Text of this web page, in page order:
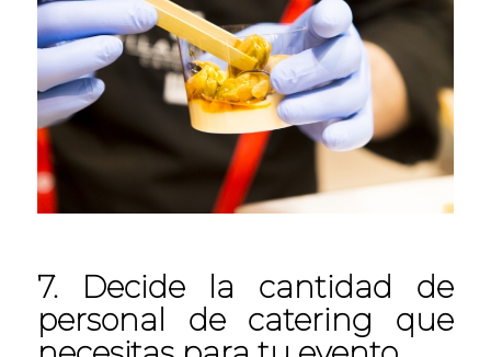
7. Decide la cantidad de
personal de catering que